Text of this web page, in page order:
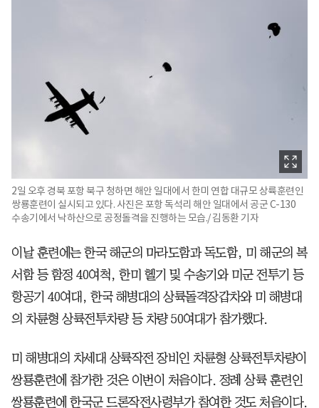
2일 오후 경북 포항 북구 청하면 해안 일대에서 한미 연합 대규모 상륙훈련인
쌍룡훈련이 실시되고 있다. 사진은 포항 독석리 해안 일대에서 공군 C-130
수송기에서 낙하산으로 공정돌격을 진행하는 모습./ 김동환 기자
이날 훈련에는 한국 해군의 마라도함과 독도함, 미 해군의 복
서함 등 함정 40여척, 한미 헬기 및 수송기와 미군 전투기 등
항공기 40여대, 한국 해병대의 상륙돌격장갑차와 미 해병대
의 차륜형 상륙전투차량 등 차량 50여대가 참가했다.
미 해병대의 차세대 상륙작전 장비인 차륜형 상륙전투차량이
쌍룡훈련에 참가한 것은 이번이 처음이다. 정례 상륙 훈련인
쌍룡훈련에 한국군 드론작전사령부가 참여한 것도 처음이다.